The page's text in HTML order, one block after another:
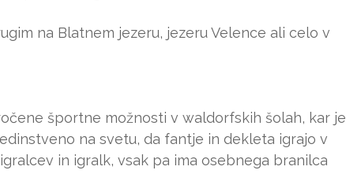
na Blatnem jezeru, jezeru Velence ali celo v
športne možnosti v waldorfskih šolah, kar je
na svetu, da fantje in dekleta igrajo v
in igralk, vsak pa ima osebnega branilca